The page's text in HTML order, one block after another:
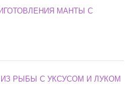
МАНТЫ С
РЫБЫ С УКСУСОМ И ЛУКОМ